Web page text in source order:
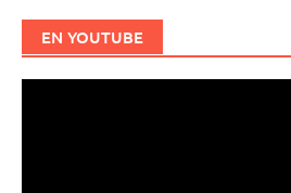
EN YOUTUBE